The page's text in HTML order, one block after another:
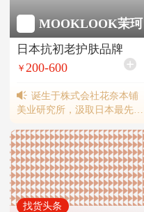
MOOKLOOK茉珂
日本抗初老护肤品牌
￥ 200-600
诞生于株式会社花奈本铺
美业研究所，汲取日本最先进
优势资源，传递日本原生护肤
美学。已入驻天猫等电商平台
销售。
找货头条